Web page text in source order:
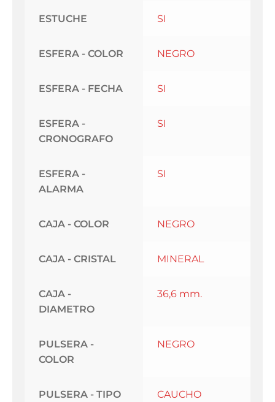
ESTUCHE SI
ESFERA - COLOR NEGRO
ESFERA - FECHA SI
ESFERA -
CRONOGRAFO
SI
ESFERA -
ALARMA
SI
CAJA - COLOR NEGRO
CAJA - CRISTAL MINERAL
CAJA -
DIAMETRO
36,6 mm.
PULSERA -
COLOR
NEGRO
PULSERA - TIPO CAUCHO